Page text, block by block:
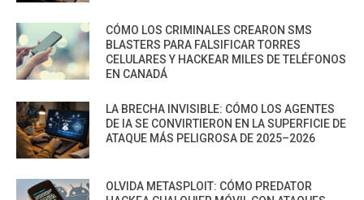
CÓMO LOS CRIMINALES CREARON SMS
BLASTERS PARA FALSIFICAR TORRES
CELULARES Y HACKEAR MILES DE TELÉFONOS
EN CANADÁ
LA BRECHA INVISIBLE: CÓMO LOS AGENTES
DE IA SE CONVIRTIERON EN LA SUPERFICIE DE
ATAQUE MÁS PELIGROSA DE 2025–2026
OLVIDA METASPLOIT: CÓMO PREDATOR